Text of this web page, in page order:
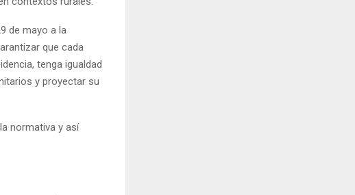
de mayo a la
que cada
tenga igualdad
y proyectar su
normativa y así